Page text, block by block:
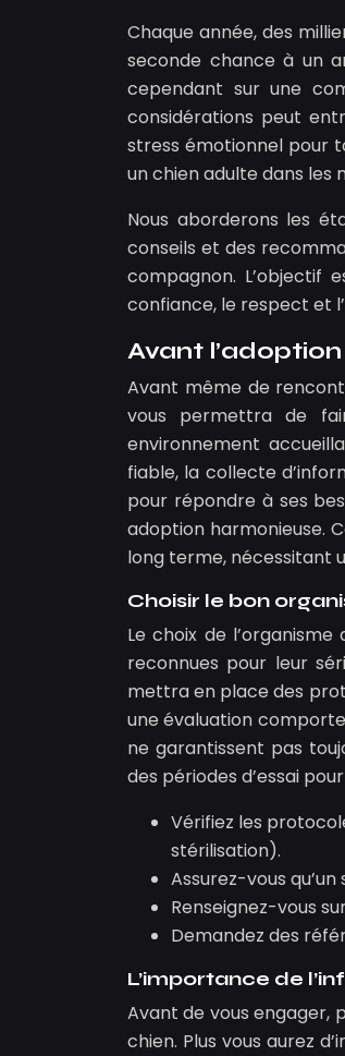
Chaque année, des
seconde chance à un
cependant sur une
considérations peut
stress émotionnel pour
un chien adulte dans les
Nous aborderons les
conseils et des
compagnon. L’objectif
confiance, le respect et
Avant
Avant même de
vous permettra de
environnement
fiable, la collecte
pour répondre à ses
adoption harmonieuse.
long terme, nécessitant
Choisir le bon
Le choix de
reconnues pour leur
mettra en place des
une évaluation
ne garantissent pas
des périodes d’essai
Vérifiez les
stérilisation).
Assurez-vous
Renseignez-vous
Demandez des
L’importance de
Avant de vous engager,
chien. Plus vous aurez